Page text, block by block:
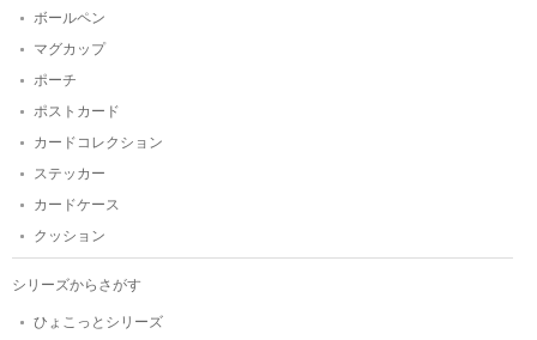
ボールペン
マグカップ
ポーチ
ポストカード
カードコレクション
ステッカー
カードケース
クッション
シリーズからさがす
ひょこっとシリーズ